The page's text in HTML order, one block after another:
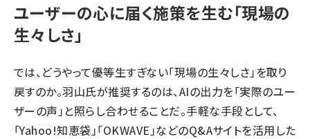
ユーザーの心に届く施策を生む「現場の
生々しさ」
では、どうやって優等生すぎない「現場の生々しさ」を取り
戻すのか。羽山氏が推奨するのは、AIの出力を「実際のユー
ザーの声」と照らし合わせることだ。手軽な手段として、
「Yahoo!知恵袋」「OKWAVE」などのQ&Aサイトを活用した